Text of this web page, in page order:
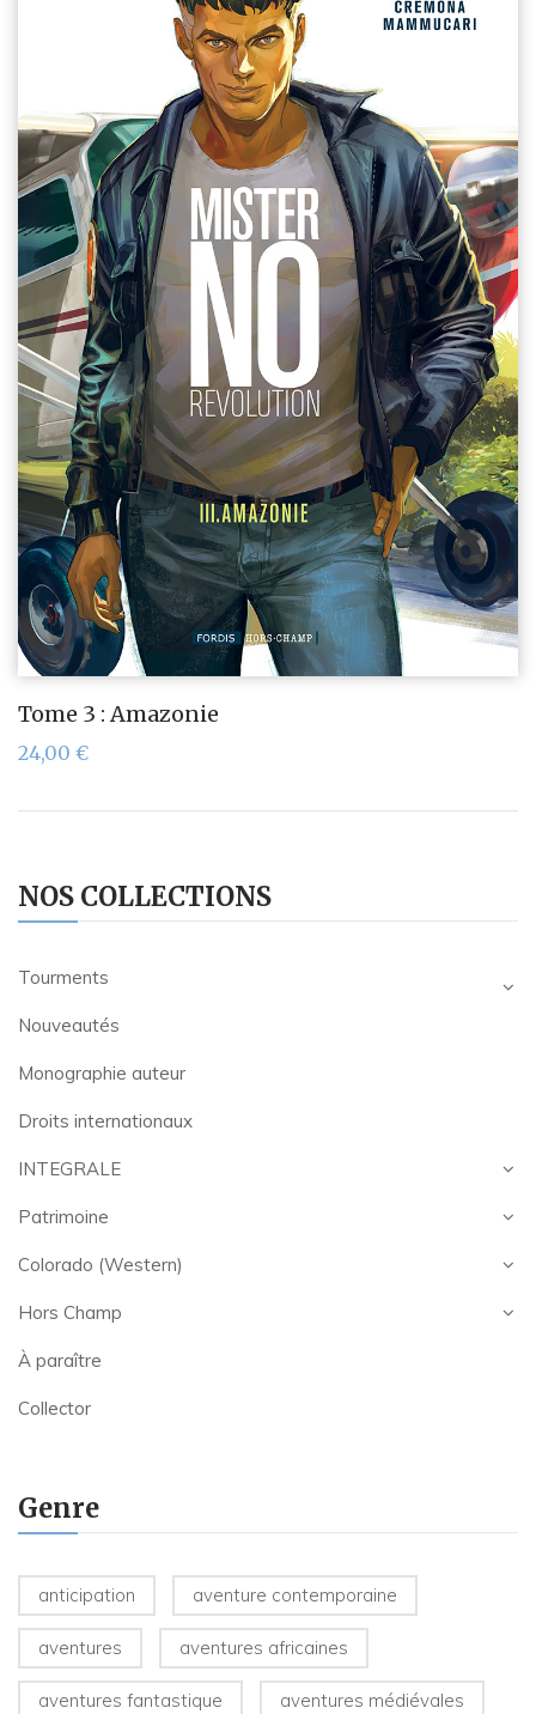
NOS COLLECTIONS
Tourments
Nouveautés
Monographie auteur
Droits internationaux
INTEGRALE
Patrimoine
Colorado (Western)
Hors Champ
À paraître
Collector
Genre
anticipation aventure contemporaine
aventures aventures africaines
aventures fantastique aventures médiévales
Tome 3 : Amazonie
24,00 €